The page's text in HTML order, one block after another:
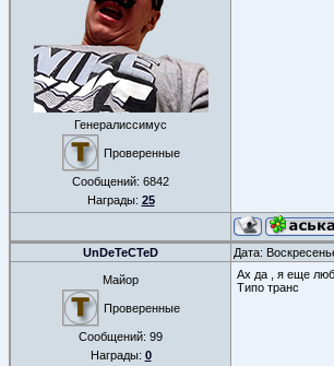
Генералиссимус
Проверенные
Сообщений: 6842
Награды: 25
UnDeTeCTeD Дата:
Майор
Проверенные
Сообщений: 99
Награды: 0
Ах да , я еще
Типо транс